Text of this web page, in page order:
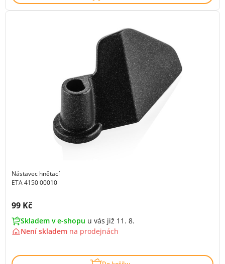
Nástavec hnětací
ETA 4150 00010
Cena s DPH:
99 Kč
Skladem v e-shopu u vás již 11. 8.
Není skladem na prodejnách